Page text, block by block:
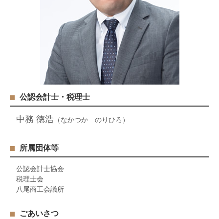
公認会計士・税理士
中務 徳浩（なかつか のりひろ）
所属団体等
公認会計士協会
税理士会
八尾商工会議所
ごあいさつ